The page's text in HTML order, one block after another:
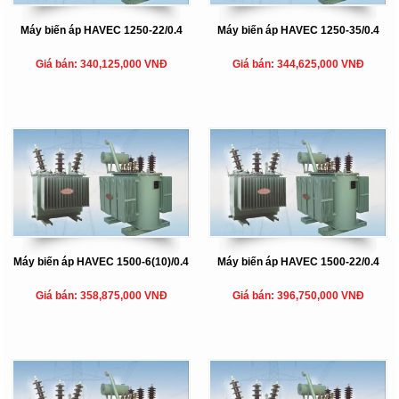
Máy biến áp HAVEC 1250-22/0.4
Giá bán: 340,125,000 VNĐ
Máy biến áp HAVEC 1250-35/0.4
Giá bán: 344,625,000 VNĐ
Máy biến áp HAVEC 1500-6(10)/0.4
Giá bán: 358,875,000 VNĐ
Máy biến áp HAVEC 1500-22/0.4
Giá bán: 396,750,000 VNĐ